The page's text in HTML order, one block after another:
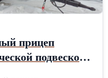
прицеп
подвеской